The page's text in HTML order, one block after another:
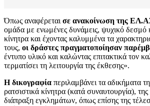
Όπως αναφέρεται σε ανακοίνωση της
ομάδα με ενωμένες δυνάμεις, ψυχικό δεσμό
κίνητρα και έχοντας καλυμμένα τα
τους, οι δράστες πραγματοποίησαν
έντυπο υλικό και καλώντας επιτακτικά τον
τερματίσει τη λειτουργία της έκθεσης».
Η δικογραφία περιλαμβάνει τα αδικήματα
ρατσιστικά κίνητρα (κατά συναυτουργία),
διάπραξη εγκλημάτων, όπως επίσης της